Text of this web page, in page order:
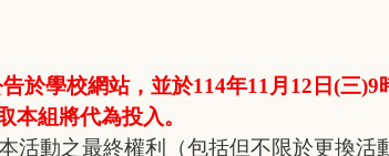
於學校網站，並於114年11月12日(三
本組將代為投入。
活動之最終權利（包括但不限於更換